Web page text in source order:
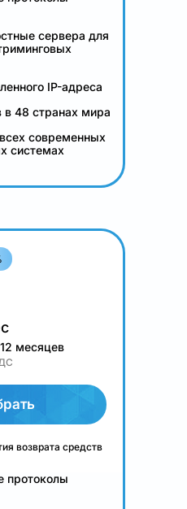
сервера для
IP-адреса
в 48 странах мира
современных
системах
месяцев
возврата средств
протоколы